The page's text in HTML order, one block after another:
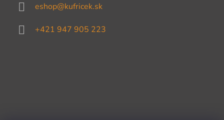
eshop@kufricek.sk
+421 947 905 223